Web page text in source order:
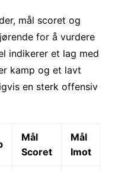
mål scoret og
for å vurdere
indikerer et lag med
kamp og et lavt
en sterk offensiv
Mål
Scoret
Mål
Imot